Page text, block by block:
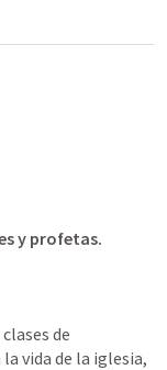
y profetas.
de
vida de la iglesia,